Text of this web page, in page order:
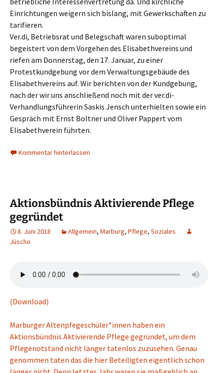
Einrichtungen weigern sich bislang, mit Gewerkschaften zu
tarifieren.
Ver.di, Betriebsrat und Belegschaft waren suboptimal
begeistert von dem Vorgehen des Elisabethvereins und
riefen am Donnerstag, den 17. Januar, zu einer
Protestkundgebung vor dem Verwaltungsgebäude des
Elisabethvereins auf. Wir berichten von der Kundgebung,
nach der wir uns anschließend noch mit der ver.di-
Verhandlungsführerin Saskis Jensch unterhielten sowie ein
Gespräch mit Ernst Boltner und Oliver Pappert vom
Elisabethverein führten.
Kommentar hinterlassen
Aktionsbündnis Aktivierende Pflege
gegründet
8. Juni 2018 Allgemein, Marburg, Pflege, Soziales
Jüscho
(Download)
Marburger Altenpfegeschüler*innen haben ein
Aktionsbündnis Aktivierende Pflege gegründet, um dem
Pflegenotstand nicht länger tatenlos zuzusehen. Genau
genommen taten das die hier Beteiligten eigentlich schon